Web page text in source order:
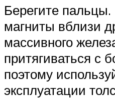
Берегите
магниты вблизи
массивного
притягиваться с
поэтому
эксплуатации